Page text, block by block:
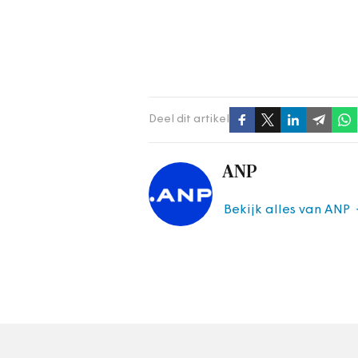
Deel dit artikel
ANP
Bekijk alles van ANP